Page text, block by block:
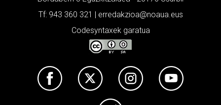
Tf: 943 360 321 | erredakzioa@noaua.eus
Codesyntaxek garatua